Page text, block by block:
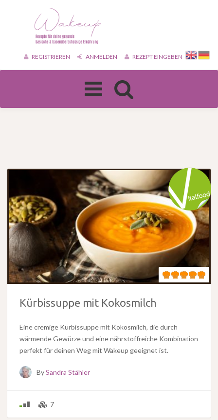
REGISTRIEREN ANMELDEN REZEPT EINGEBEN
Toggle
navigation
Kürbissuppe mit Kokosmilch
Eine cremige Kürbissuppe mit Kokosmilch, die durch
wärmende Gewürze und eine nährstoffreiche Kombination
perfekt für deinen Weg mit Wakeup geeignet ist.
BySandra Stähler
7